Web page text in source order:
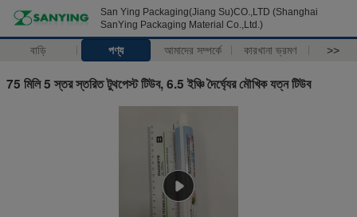
San Ying Packaging(Jiang Su)CO.,LTD (Shanghai
SanYing Packaging Material Co.,Ltd.)
বাড়ি পণ্য আমাদের সম্পর্কে কারখানা ভ্রমণ >>
75 মিলি 5 স্তর স্তরিত টুথপেস্ট টিউব, 6.5 ইঞ্চি দৈর্ঘ্যের মৌখিক যত্ন টিউব